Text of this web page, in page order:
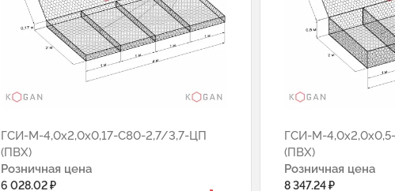
ГCИ-М-4,0х2,0х0,17-С80-2,7/3,7-ЦП
(ПВХ)
Розничная цена
6 028.02 ₽
ГСИ-М-
(ПВХ)
Розничная цена
8 347.24 ₽